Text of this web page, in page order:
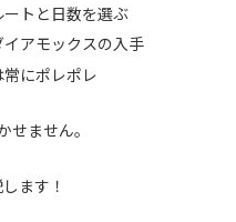
トと日数を選ぶ
アモックスの入手
にポレポレ
せません。
ます！